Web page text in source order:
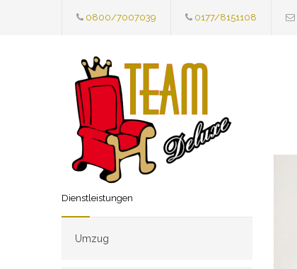
0800/7007039 0177/8151108
Dienstleistungen
Umzug